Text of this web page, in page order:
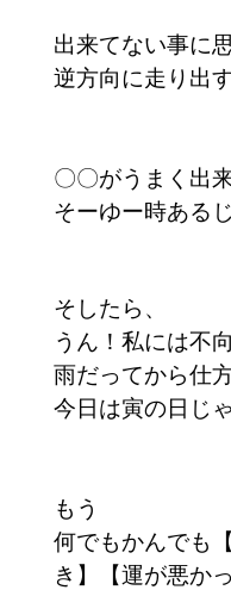
出来てない事に
逆方向に走り出
〇〇がうまく出
そーゆー時ある
そしたら、
うん！私には不
雨だってから仕
今日は寅の日じ
もう
何でもかんでも
き】【運が悪か